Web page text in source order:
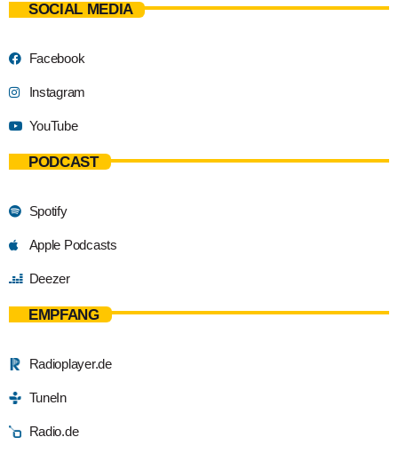
SOCIAL MEDIA
Facebook
Instagram
YouTube
PODCAST
Spotify
Apple Podcasts
Deezer
EMPFANG
Radioplayer.de
TuneIn
Radio.de